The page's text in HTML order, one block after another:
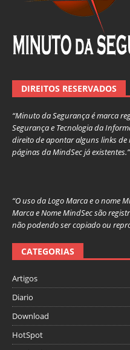
DIREITOS RESERVADOS
“Minuto da Segurança é marca
Segurança e Tecnologia da
direito de apontar alguns links de
páginas da MindSec já existentes.”
“O uso da Logo Marca e o nome
Marca e Nome MindSec são
não podendo ser copiado ou
CATEGORIAS
Artigos
Diario
Download
HotSpot